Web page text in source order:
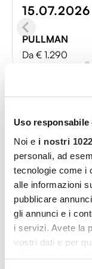
Uso responsabile
Noi e i nostri
personali, ad
tecnologie come i
alle informazioni
pubblicare
gli annunci e i
i servizi. Avete la
vostri dati e per
15.07.2026
PULLMAN
Da € 1.290
Itinerario